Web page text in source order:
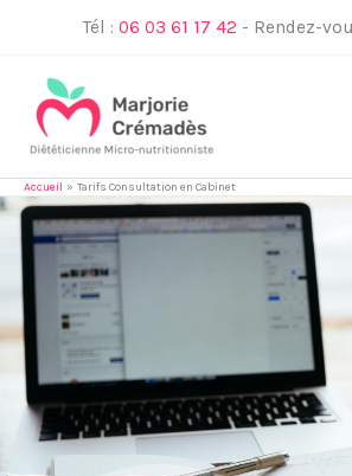
Tél : 06 03 61 17 42 - Rendez-
Accueil Tarifs Consultation en Cabinet